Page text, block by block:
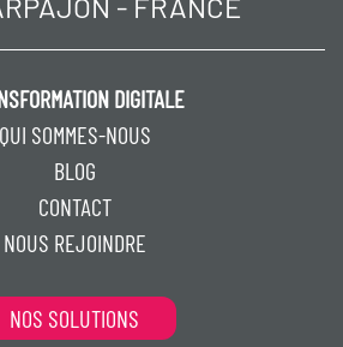
DIGITALE
QUI SOMMES-NOUS
BLOG
CONTACT
NOUS REJOINDRE
NOS SOLUTIONS